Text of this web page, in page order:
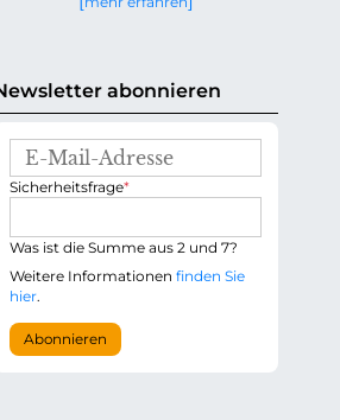
abonnieren
M
l
-
A
r
e
P
i
c
h
t
f
e
Sicherheitsfrage*
Was ist die Summe aus 2 und 7?
Weitere Informationen finden Sie
hier.
Abonnieren